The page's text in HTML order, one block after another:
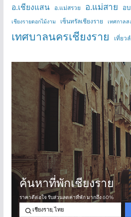
อ.เชียงแสน อ.แม่สรวย อ.แม่สาย อ
เชียงรายดอกไม้งาม เซ็นทรัลเชียงราย เทศกาลส
เทศบาลนครเชียงราย เที่ยว